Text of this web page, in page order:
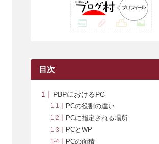
(7)
(8) (8)
(9)
(42)
(8)
(25)
(24)
(9)
(9)
(6)
(7)
(7)
(7)
(4)
(2)
(7)
(10)
(4)
(15)
(23)
(4)
(6)
(10)
(21)
(5)
(2)
(3)
(15)
(20)
(1)
(3)
目次
PBPにおけるPC
PCの役割の違い
PCに指定される場所
PCとWP
PCの面積